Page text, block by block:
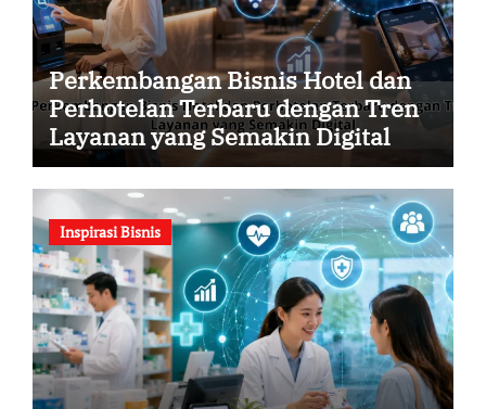
Perkembangan Bisnis Hotel dan
Perhotelan Terbaru dengan Tren
Layanan yang Semakin Digital
Inspirasi Bisnis